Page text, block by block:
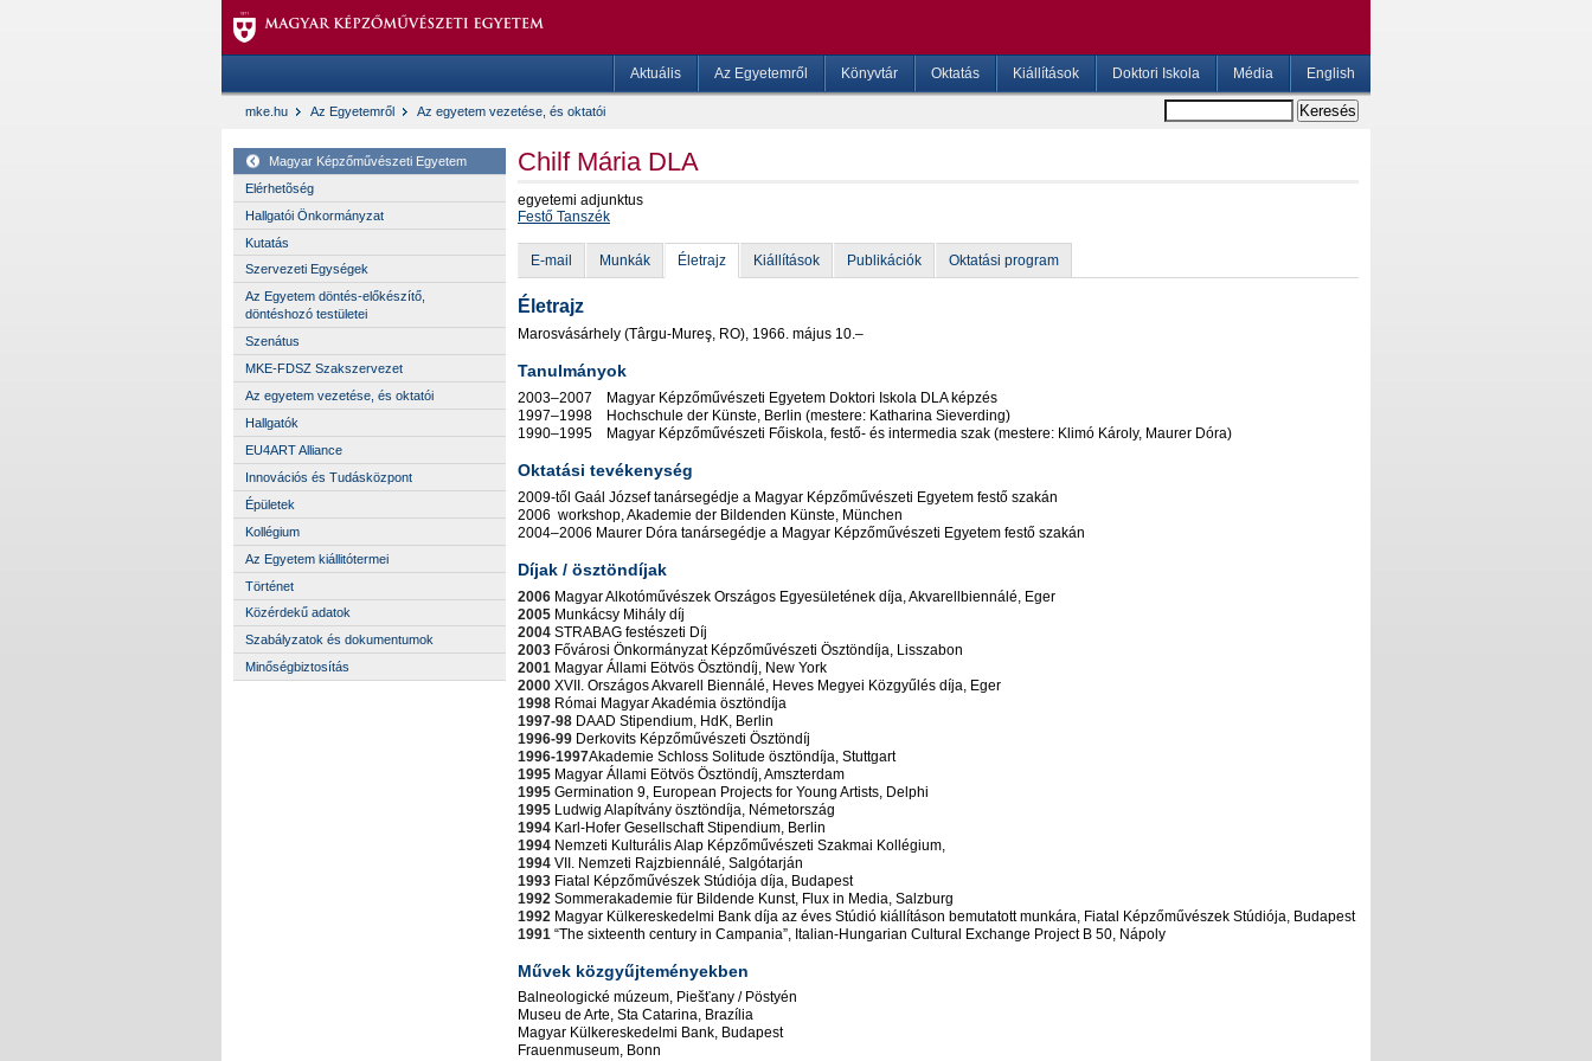
Aktuális Az Egyetemről Könyvtár Oktatás Kiállítások Doktori Iskola Média English
mke.hu Az Egyetemről Az egyetem vezetése, és oktatói
Magyar Képzőművészeti Egyetem
Elérhetõség
Hallgatói Önkormányzat
Kutatás
Szervezeti Egységek
Az Egyetem döntés-előkészítő,
döntéshozó testületei
Szenátus
MKE-FDSZ Szakszervezet
Az egyetem vezetése, és oktatói
Hallgatók
EU4ART Alliance
Innovációs és Tudásközpont
Épületek
Kollégium
Az Egyetem kiállitótermei
Történet
Közérdekű adatok
Szabályzatok és dokumentumok
Minőségbiztosítás
Chilf Mária DLA
egyetemi adjunktus
Festő Tanszék
E-mail Munkák Életrajz Kiállítások Publikációk Oktatási program
Életrajz
Marosvásárhely (Târgu-Mureş, RO), 1966. május 10.–
Tanulmányok
2003–2007 Magyar Képzőművészeti Egyetem Doktori Iskola DLA képzés
1997–1998 Hochschule der Künste, Berlin (mestere: Katharina Sieverding)
1990–1995 Magyar Képzőművészeti Főiskola, festő- és intermedia szak (mestere: Klimó Károly, Maurer Dóra)
Oktatási tevékenység
2009-től Gaál József tanársegédje a Magyar Képzőművészeti Egyetem festő szakán
2006 workshop, Akademie der Bildenden Künste, München
2004–2006 Maurer Dóra tanársegédje a Magyar Képzőművészeti Egyetem festő szakán
Díjak / ösztöndíjak
2006 Magyar Alkotóművészek Országos Egyesületének díja, Akvarellbiennálé, Eger
2005 Munkácsy Mihály díj
2004 STRABAG festészeti Díj
2003 Fővárosi Önkormányzat Képzőművészeti Ösztöndíja, Lisszabon
2001 Magyar Állami Eötvös Ösztöndíj, New York
2000 XVII. Országos Akvarell Biennálé, Heves Megyei Közgyűlés díja, Eger
1998 Római Magyar Akadémia ösztöndíja
1997-98 DAAD Stipendium, HdK, Berlin
1996-99 Derkovits Képzőművészeti Ösztöndíj
1996-1997Akademie Schloss Solitude ösztöndíja, Stuttgart
1995 Magyar Állami Eötvös Ösztöndíj, Amszterdam
1995 Germination 9, European Projects for Young Artists, Delphi
1995 Ludwig Alapítvány ösztöndíja, Németország
1994 Karl-Hofer Gesellschaft Stipendium, Berlin
1994 Nemzeti Kulturális Alap Képzőművészeti Szakmai Kollégium,
1994 VII. Nemzeti Rajzbiennálé, Salgótarján
1993 Fiatal Képzőművészek Stúdiója díja, Budapest
1992 Sommerakademie für Bildende Kunst, Flux in Media, Salzburg
1992 Magyar Külkereskedelmi Bank díja az éves Stúdió kiállításon bemutatott munkára, Fiatal Képzőművészek Stúdiója, Budapest
1991 “The sixteenth century in Campania”, Italian-Hungarian Cultural Exchange Project B 50, Nápoly
Művek közgyűjteményekben
Balneologické múzeum, Piešťany / Pöstyén
Museu de Arte, Sta Catarina, Brazília
Magyar Külkereskedelmi Bank, Budapest
Frauenmuseum, Bonn